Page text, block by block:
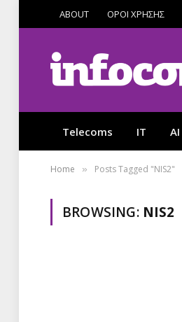
ABOUT ΟΡΟΙ ΧΡΗΣΗΣ
Telecoms IT AI
Home » Posts Tagged "NIS2"
BROWSING: NIS2